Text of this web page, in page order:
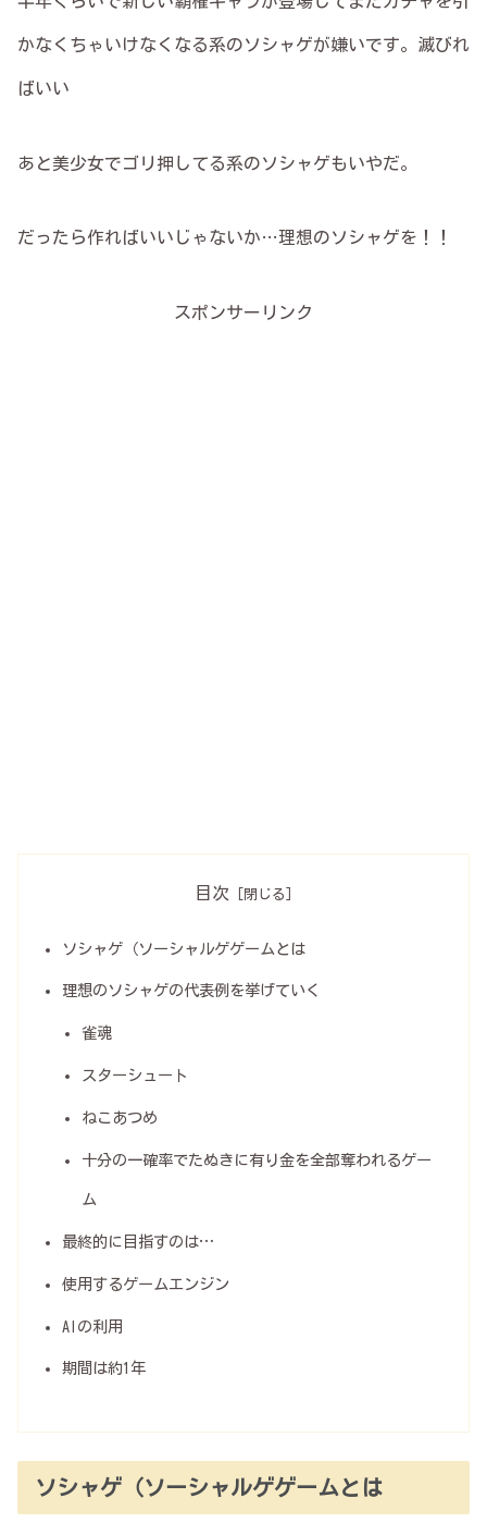
かなくちゃいけなくなる系のソシャゲが嫌いです。滅びれ
ばいい
あと美少女でゴリ押してる系のソシャゲもいやだ。
だったら作ればいいじゃないか…理想のソシャゲを！！
スポンサーリンク
目次
ソシャゲ（ソーシャルゲゲームとは
理想のソシャゲの代表例を挙げていく
雀魂
スターシュート
ねこあつめ
十分の一確率でたぬきに有り金を全部奪われるゲー
ム
最終的に目指すのは…
使用するゲームエンジン
AIの利用
期間は約1年
ソシャゲ（ソーシャルゲゲームとは